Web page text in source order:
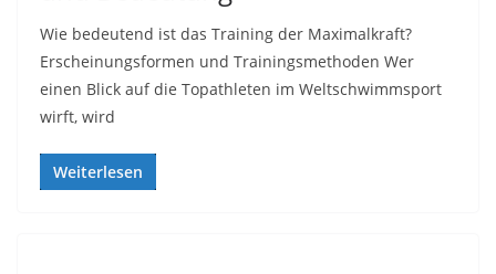
Wie bedeutend ist das Training der Maximalkraft?
Erscheinungsformen und Trainingsmethoden Wer
einen Blick auf die Topathleten im Weltschwimmsport
wirft, wird
Weiterlesen